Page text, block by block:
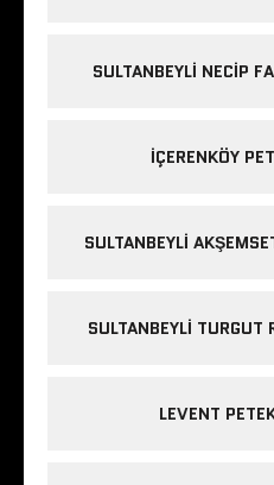
SULTANBEYLI NECIP
IÇERENKÖY
SULTANBEYLI
SULTANBEYLI TURGUT
LEVENT